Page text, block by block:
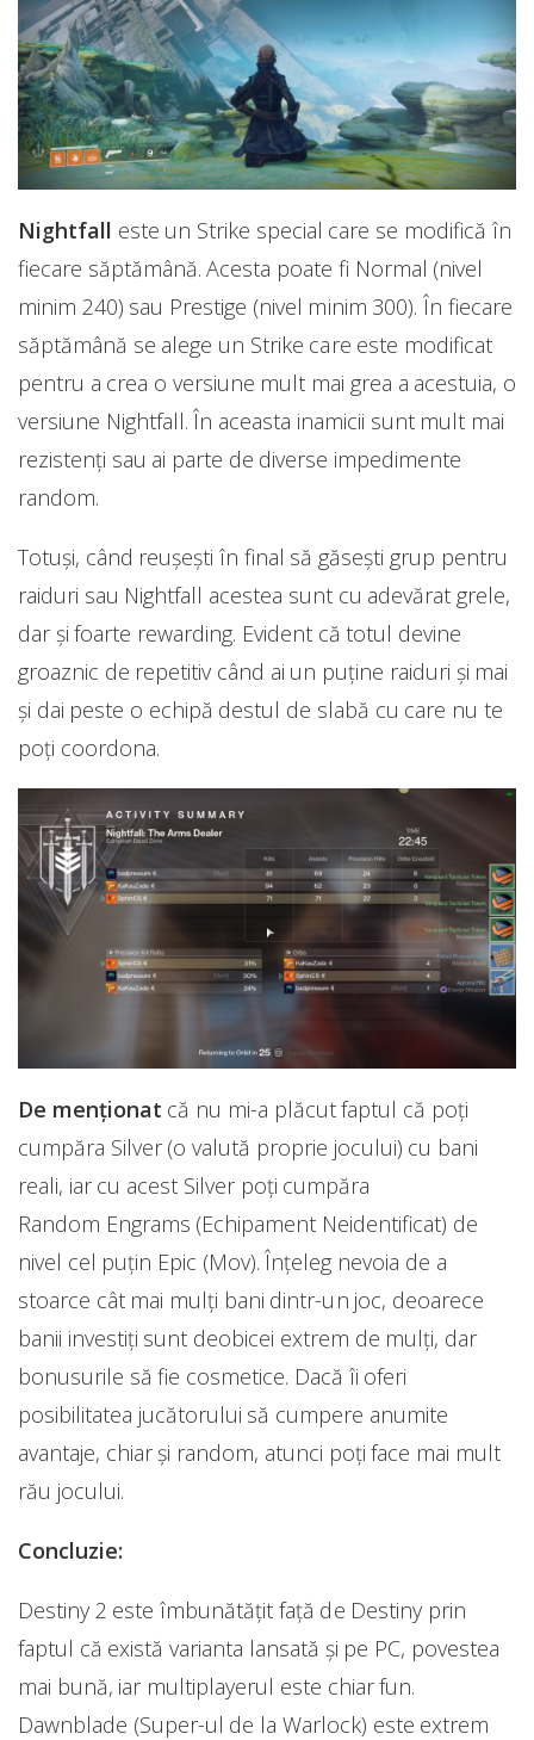
Nightfall este un Strike special care se modifică în
fiecare săptămână. Acesta poate fi Normal (nivel
minim 240) sau Prestige (nivel minim 300). În fiecare
săptămână se alege un Strike care este modificat
pentru a crea o versiune mult mai grea a acestuia, o
versiune Nightfall. În aceasta inamicii sunt mult mai
rezistenți sau ai parte de diverse impedimente
random.
Totuși, când reușești în final să găsești grup pentru
raiduri sau Nightfall acestea sunt cu adevărat grele,
dar și foarte rewarding. Evident că totul devine
groaznic de repetitiv când ai un puține raiduri și mai
și dai peste o echipă destul de slabă cu care nu te
poți coordona.
De menționat că nu mi-a plăcut faptul că poți
cumpăra Silver (o valută proprie jocului) cu bani
reali, iar cu acest Silver poți cumpăra
Random Engrams (Echipament Neidentificat) de
nivel cel puțin Epic (Mov). Înțeleg nevoia de a
stoarce cât mai mulți bani dintr-un joc, deoarece
banii investiți sunt deobicei extrem de mulți, dar
bonusurile să fie cosmetice. Dacă îi oferi
posibilitatea jucătorului să cumpere anumite
avantaje, chiar și random, atunci poți face mai mult
rău jocului.
Concluzie:
Destiny 2 este îmbunătățit față de Destiny prin
faptul că există varianta lansată și pe PC, povestea
mai bună, iar multiplayerul este chiar fun.
Dawnblade (Super-ul de la Warlock) este extrem